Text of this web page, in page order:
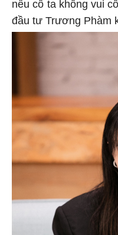
đầu tư Trương Phàm